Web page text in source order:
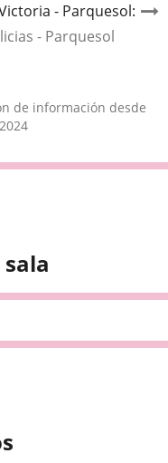
- Parquesol:
- Parquesol
de información desde
sala